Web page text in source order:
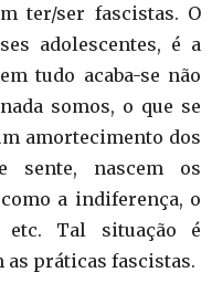
ter/ser fascistas. O
adolescentes, é a
tudo acaba-se não
somos, o que se
amortecimento dos
sente, nascem os
a indiferença, o
etc. Tal situação é
práticas fascistas.